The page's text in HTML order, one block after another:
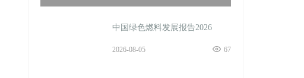
中国绿色燃料发展报告2026
2026-08-05 67